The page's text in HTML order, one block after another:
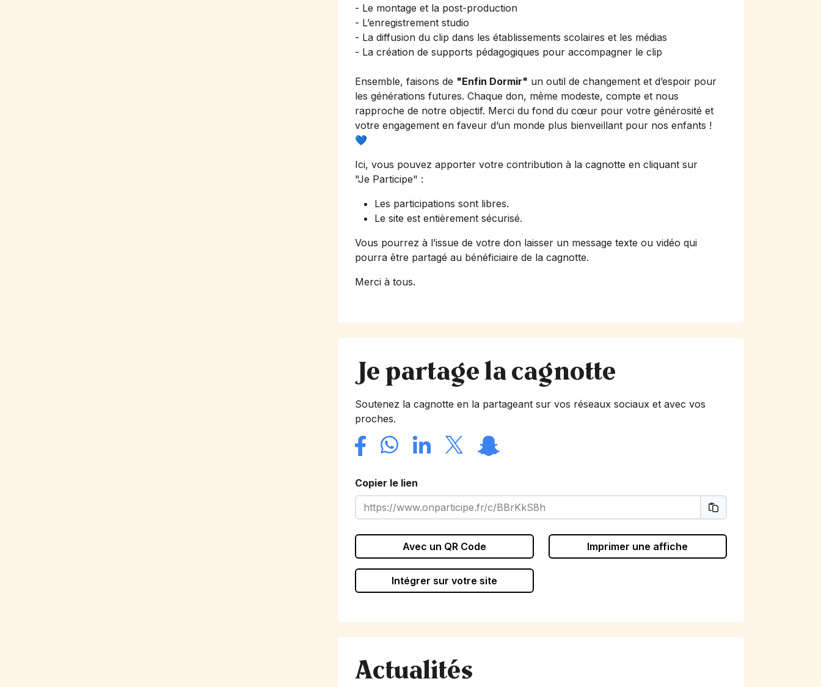
- Le montage et la post-production
- L’enregistrement studio
- La diffusion du clip dans les établissements scolaires et les médias
- La création de supports pédagogiques pour accompagner le clip
Ensemble, faisons de "Enfin Dormir" un outil de changement et d’espoir pour
les générations futures. Chaque don, même modeste, compte et nous
rapproche de notre objectif. Merci du fond du cœur pour votre générosité et
votre engagement en faveur d’un monde plus bienveillant pour nos enfants !
💙
Ici, vous pouvez apporter votre contribution à la cagnotte en cliquant sur
"Je Participe" :
Les participations sont libres.
Le site est entièrement sécurisé.
Vous pourrez à l’issue de votre don laisser un message texte ou vidéo qui
pourra être partagé au bénéficiaire de la cagnotte.
Merci à tous.
Je partage la cagnotte
Soutenez la cagnotte en la partageant sur vos réseaux sociaux et avec vos
proches.
Copier le lien
Avec un QR Code Imprimer une affiche
Intégrer sur votre site
Actualités